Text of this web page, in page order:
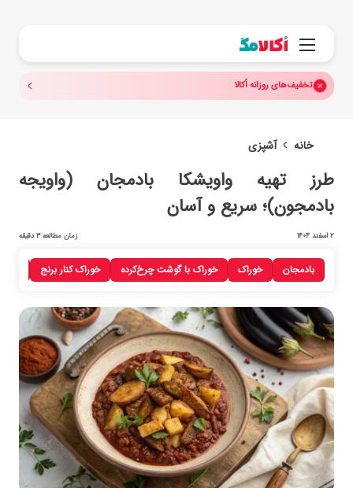
منو
تخفیف‌های روزانه اُکالا
خانه آشپزی
بادمجان خوراک خوراک با گوشت چرخ‌کرده خوراک کنار برنج
طرز تهیه واویشکا بادمجان (واویجه
بادمجون)؛ سریع و آسان
2 اسفند 1404 زمان مطالعه 3 دقیقه